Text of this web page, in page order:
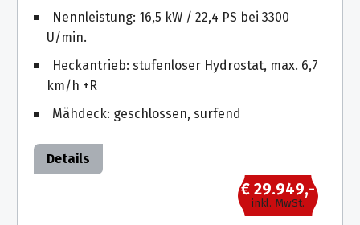
Nennleistung: 16,5 kW / 22,4 PS bei 3300
U/min.
Heckantrieb: stufenloser Hydrostat, max. 6,7
km/h +R
Mähdeck: geschlossen, surfend
Details
€ 29.949,-
inkl. MwSt.